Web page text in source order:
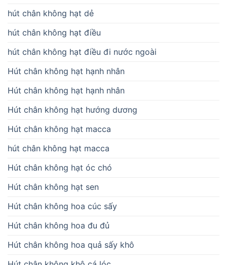
hút chân không hạt dẻ
hút chân không hạt điều
hút chân không hạt điều đi nước ngoài
Hút chân không hạt hạnh nhân
Hút chân không hạt hạnh nhân
Hút chân không hạt hướng dương
Hút chân không hạt macca
hút chân không hạt macca
Hút chân không hạt óc chó
Hút chân không hạt sen
Hút chân không hoa cúc sấy
Hút chân không hoa đu đủ
Hút chân không hoa quả sấy khô